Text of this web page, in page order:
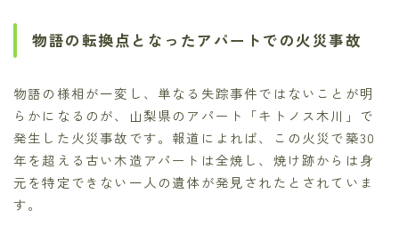
物語の転換点となったアパートでの火災事故
物語の様相が一変し、単なる失踪事件ではないことが明
らかになるのが、山梨県のアパート「キトノス木川」で
発生した火災事故です。報道によれば、この火災で築30
年を超える古い木造アパートは全焼し、焼け跡からは身
元を特定できない一人の遺体が発見されたとされていま
す。